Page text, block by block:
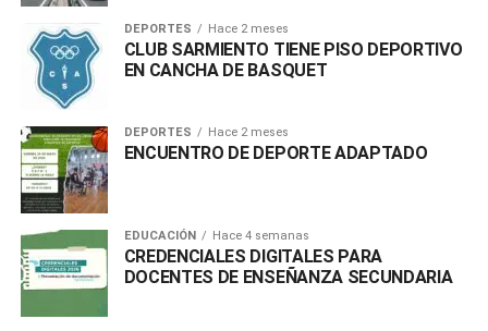
DEPORTES Hace 2 meses
CLUB SARMIENTO TIENE PISO DEPORTIVO
EN CANCHA DE BASQUET
DEPORTES Hace 2 meses
ENCUENTRO DE DEPORTE ADAPTADO
EDUCACIÓN Hace 4 semanas
CREDENCIALES DIGITALES PARA
DOCENTES DE ENSEÑANZA SECUNDARIA